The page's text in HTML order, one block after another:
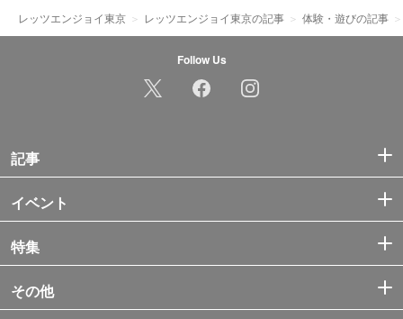
レッツエンジョイ東京 レッツエンジョイ東京の記事 体験・遊びの記事
Follow Us
記事
イベント
特集
その他